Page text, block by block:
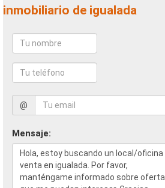
inmobiliario de igualada
@
Mensaje: